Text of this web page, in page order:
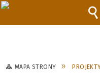
MAPA STRONY